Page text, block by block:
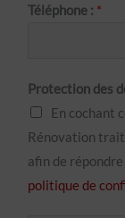
Téléphone : *
Protection des
En cochant
Rénovation
afin de
politique de